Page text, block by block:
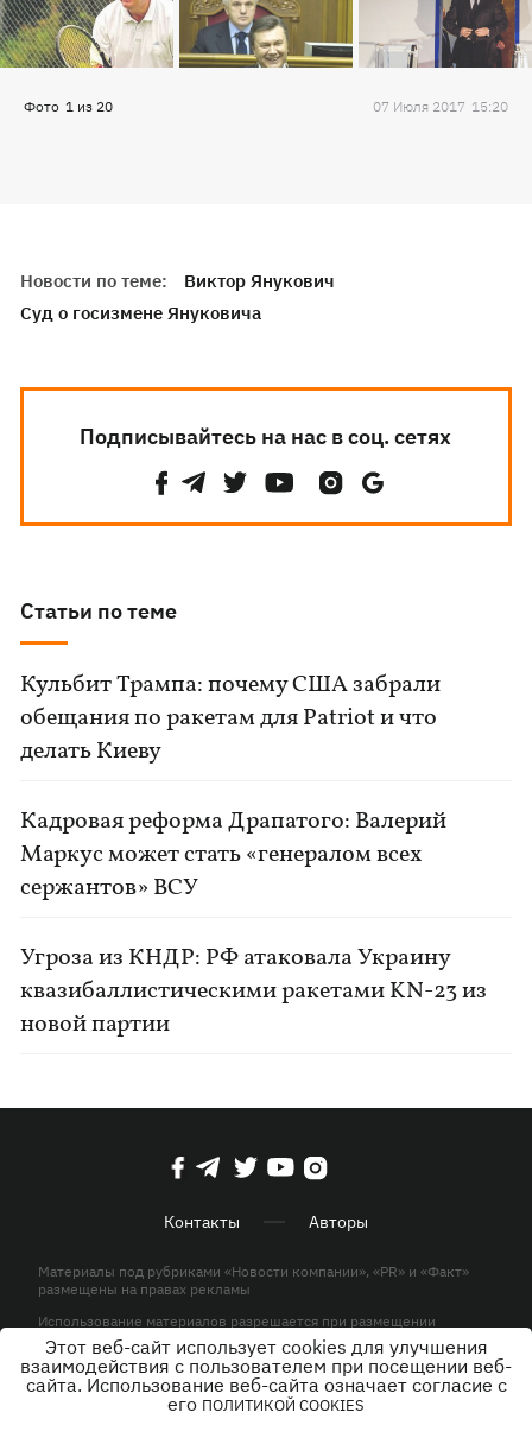
Фото 1 из 20 07 Июля 2017 15:20
Новости по теме:
Виктор Янукович
Суд о госизмене Януковича
Подписывайтесь на нас в соц. сетях
Статьи по теме
Кульбит Трампа: почему США забрали
обещания по ракетам для Patriot и что
делать Киеву
Кадровая реформа Драпатого: Валерий
Маркус может стать «генералом всех
сержантов» ВСУ
Угроза из КНДР: РФ атаковала Украину
квазибаллистическими ракетами KN-23 из
новой партии
Контакты Авторы
Материалы под рубриками «Новости компании», «PR» и «Факт»
размещены на правах рекламы
Использование материалов разрешается при размещении
активной гиперссылки на KP.UA в первом абзаце.
© ООО «ЮЛАВ МЕДИА»,2026. Все права защищены.
Этот веб-сайт использует cookies для улучшения
взаимодействия с пользователем при посещении веб-
сайта. Использование веб-сайта означает согласие с
его ПОЛИТИКОЙ COOKIES